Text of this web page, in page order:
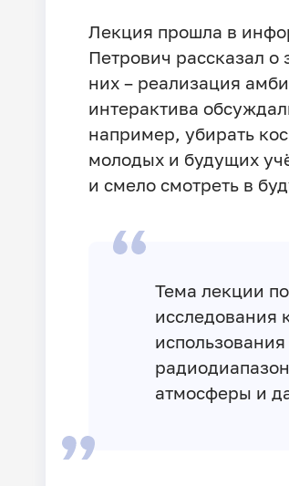
Лекция прошла в
Петрович рассказал
них – реализация
интерактива
например, убирать
молодых и будущих
и смело смотреть в
Тема лекции
исследования
атмосферы и